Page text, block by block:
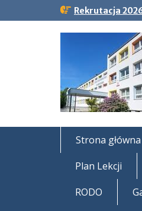
to
Rekrutacja
Strona główna
Plan Lekcji
RODO